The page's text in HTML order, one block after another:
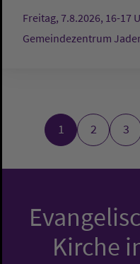
Freitag, 7.8.2026, 16-17
Gemeindezentrum
1 2 3
Kirche